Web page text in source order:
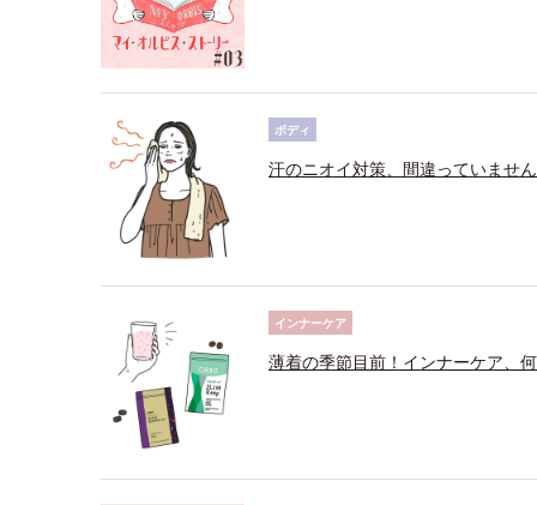
ボディ
汗のニオイ対策、間違っていませ
インナーケア
薄着の季節目前！インナーケア、